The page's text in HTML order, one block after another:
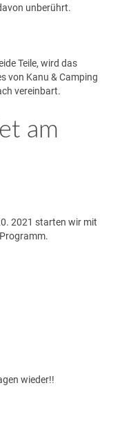
unberührt.
Teile, wird das
von Kanu & Camping
vereinbart.
am
2021 starten wir mit
wieder!!